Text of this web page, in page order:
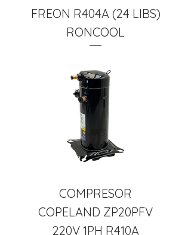
FREON R404A (24 LIBS)
RONCOOL
COMPRESOR
COPELAND ZP20PFV
220V 1PH R410A